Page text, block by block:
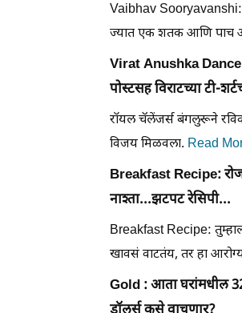
Vaibhav Sooryavanshi:
ज्यात एक शतक आणि पाच
Virat Anushka Dance
पोस्टसह विराटच्या टी-
रॉयल चॅलेंजर्स बंगलुरूने
विजय मिळवला. Read
Breakfast Recipe:
नाश्ता...झटपट रेसिपी...
Breakfast Recipe:
खावसं वाटतंय, तर हा
Gold : आता घरांमधील